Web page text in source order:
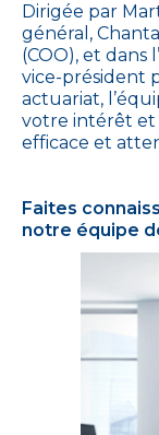
Dirigée par
général,
(COO), et dans
vice-président
actuariat,
votre intérêt et
efficace et
Faites
notre équipe